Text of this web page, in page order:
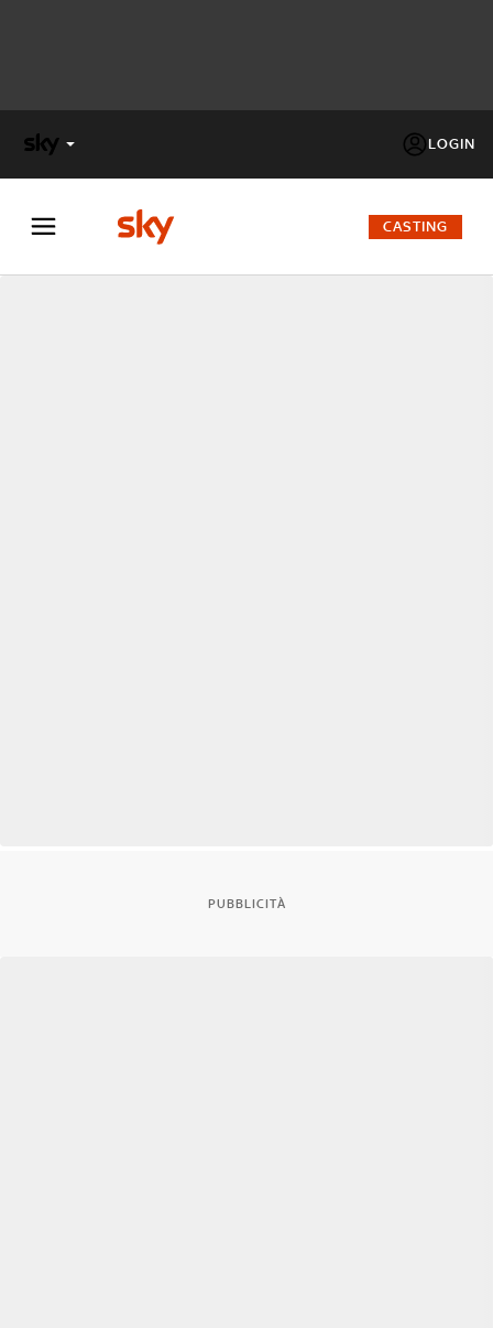
LOGIN
FACTOR
CASTING
PUBBLICITÀ